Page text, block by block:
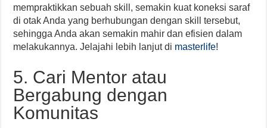
mempraktikkan sebuah skill, semakin kuat koneksi saraf
di otak Anda yang berhubungan dengan skill tersebut,
sehingga Anda akan semakin mahir dan efisien dalam
melakukannya. Jelajahi lebih lanjut di masterlife!
5. Cari Mentor atau
Bergabung dengan
Komunitas